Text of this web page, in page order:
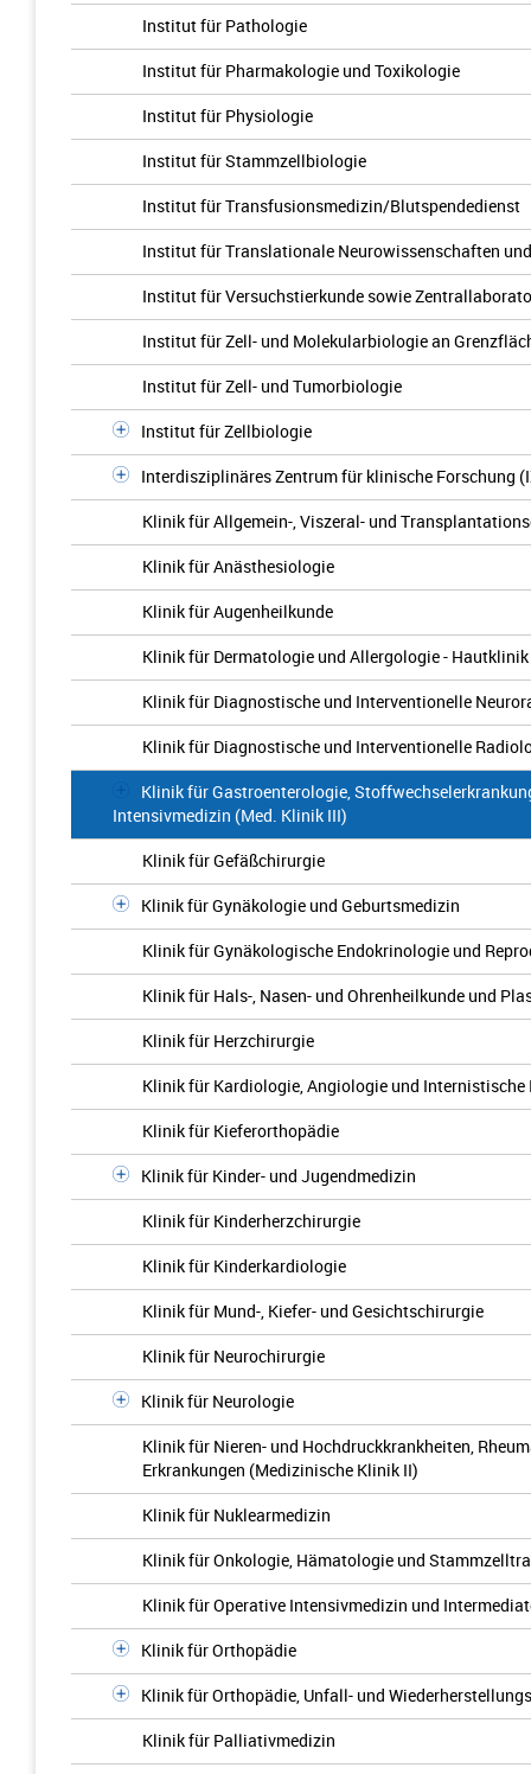
Institut für Pathologie
Institut für Pharmakologie und Toxikologie
Institut für Physiologie
Institut für Stammzellbiologie
Institut für Transfusionsmedizin/Blutspendedienst
Institut für Translationale Neurowissenschaften
Institut für Versuchstierkunde sowie
Institut für Zell- und Molekularbiologie an
Institut für Zell- und Tumorbiologie
Institut für Zellbiologie
Interdisziplinäres Zentrum für klinische Forschung
Klinik für Allgemein-, Viszeral- und
Klinik für Anästhesiologie
Klinik für Augenheilkunde
Klinik für Dermatologie und Allergologie - Hautklinik
Klinik für Diagnostische und Interventionelle
Klinik für Diagnostische und Interventionelle
Klinik für Gastroenterologie,
Intensivmedizin (Med. Klinik III)
Klinik für Gefäßchirurgie
Klinik für Gynäkologie und Geburtsmedizin
Klinik für Gynäkologische Endokrinologie und
Klinik für Hals-, Nasen- und Ohrenheilkunde und
Klinik für Herzchirurgie
Klinik für Kardiologie, Angiologie und
Klinik für Kieferorthopädie
Klinik für Kinder- und Jugendmedizin
Klinik für Kinderherzchirurgie
Klinik für Kinderkardiologie
Klinik für Mund-, Kiefer- und Gesichtschirurgie
Klinik für Neurochirurgie
Klinik für Neurologie
Klinik für Nieren- und Hochdruckkrankheiten,
Erkrankungen (Medizinische Klinik II)
Klinik für Nuklearmedizin
Klinik für Onkologie, Hämatologie und
Klinik für Operative Intensivmedizin und
Klinik für Orthopädie
Klinik für Orthopädie, Unfall- und
Klinik für Palliativmedizin